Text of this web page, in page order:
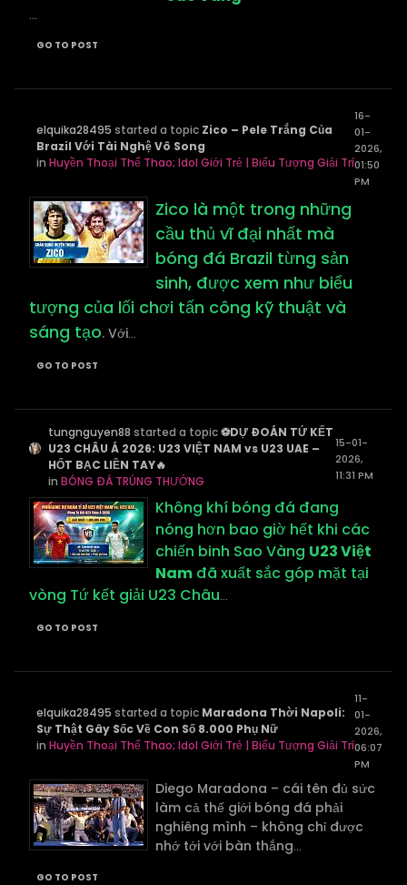
...
GO TO POST
elquika28495 started a topic Zico – Pele Trắng Của
Brazil Với Tài Nghệ Vô Song
in Huyền Thoại Thể Thao; Idol Giới Trẻ | Biểu Tượng Giải Trí
16-
01-
2026,
01:50
PM
Zico là một trong những
cầu thủ vĩ đại nhất mà
bóng đá Brazil từng sản
sinh, được xem như biểu
tượng của lối chơi tấn công kỹ thuật và
sáng tạo. Với...
GO TO POST
tungnguyen88 started a topic⚽DỰ ĐOÁN TỨ KẾT
U23 CHÂU Á 2026: U23 VIỆT NAM vs U23 UAE –
HỐT BẠC LIỀN TAY🔥
inBÓNG ĐÁ TRÚNG THƯỞNG
15-01-
2026,
11:31 PM
Không khí bóng đá đang
nóng hơn bao giờ hết khi các
chiến binh Sao Vàng U23 Việt
Nam đã xuất sắc góp mặt tại
vòng Tứ kết giải U23 Châu...
GO TO POST
elquika28495 started a topic Maradona Thời Napoli:
Sự Thật Gây Sốc Về Con Số 8.000 Phụ Nữ
in Huyền Thoại Thể Thao; Idol Giới Trẻ | Biểu Tượng Giải Trí
11-
01-
2026,
06:07
PM
Diego Maradona – cái tên đủ sức
làm cả thế giới bóng đá phải
nghiêng mình – không chỉ được
nhớ tới với bàn thắng...
GO TO POST